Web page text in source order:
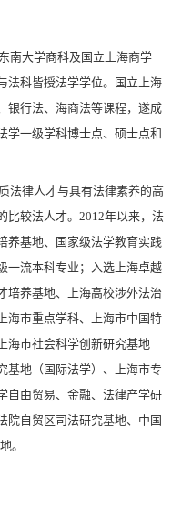
南大学商科及国立上海商学
法科皆授法学学位。国立上海
银行法、海商法等课程，遂成
学一级学科博士点、硕士点和
法律人才与具有法律素养的高
较法人才。 2012年以来，法
养基地、国家级法学教育实践
一流本科专业；入选上海卓越
培养基地、上海高校涉外法治
海市重点学科、上海市中国特
海市社会科学创新研究基地
基地（国际法学）、上海市专
自由贸易、金融、法律产学研
院自贸区司法研究基地、中国-
。